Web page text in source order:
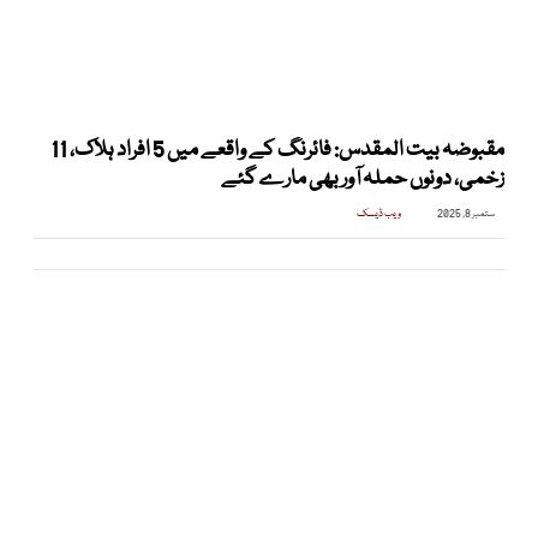
مقبوضہ بیت المقدس: فائرنگ کے واقعے میں 5 افراد ہلاک، 11
زخمی، دونوں حملہ آور بھی مارے گئے
ستمبر 8, 2025 ویب ڈیسک